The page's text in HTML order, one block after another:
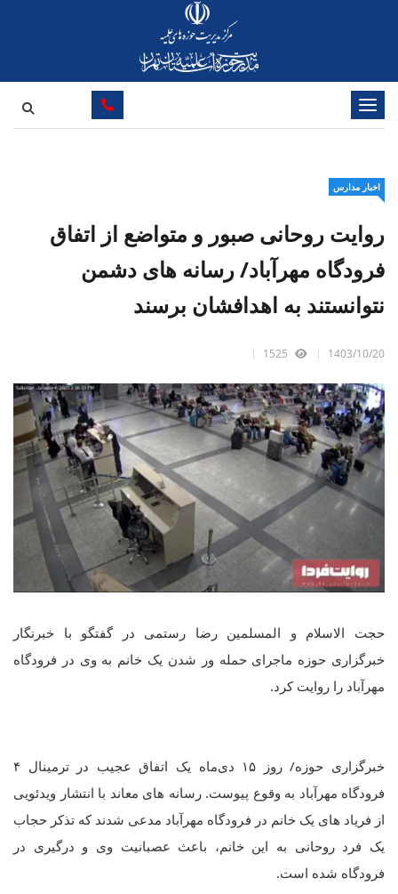
تغییر وضعیت ناوبری
اخبار مدارس
روایت روحانی صبور و متواضع از اتفاق
فرودگاه مهرآباد/ رسانه های دشمن
نتوانستند به اهدافشان برسند
1403/10/20
حجت الاسلام و المسلمین رضا رستمی در گفتگو با خبرنگار
خبرگزاری حوزه ماجرای حمله ور شدن یک خانم به وی در فرودگاه
مهرآباد را روایت کرد.
خبرگزاری حوزه/ روز ۱۵ دی‌ماه یک اتفاق عجیب در ترمینال ۴
فرودگاه مهرآباد به وقوع پیوست. رسانه های معاند با انتشار ویدئویی
از فریاد های یک خانم در فرودگاه مهرآباد مدعی شدند که تذکر حجاب
یک فرد روحانی به این خانم، باعث عصبانیت وی و درگیری در
فرودگاه شده است.